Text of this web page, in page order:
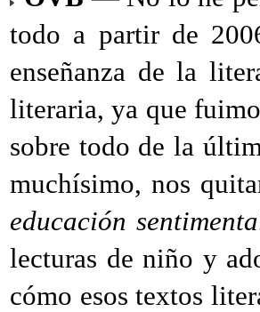
todo a partir de
enseñanza de la
literaria, ya que
sobre todo de la
muchísimo, nos
educación
lecturas de niño y
cómo esos textos